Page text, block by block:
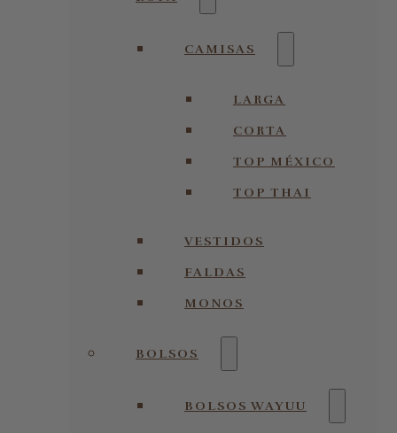
CAMISAS
LARGA
CORTA
TOP MÉXICO
TOP THAI
VESTIDOS
FALDAS
MONOS
BOLSOS
BOLSOS WAYUU